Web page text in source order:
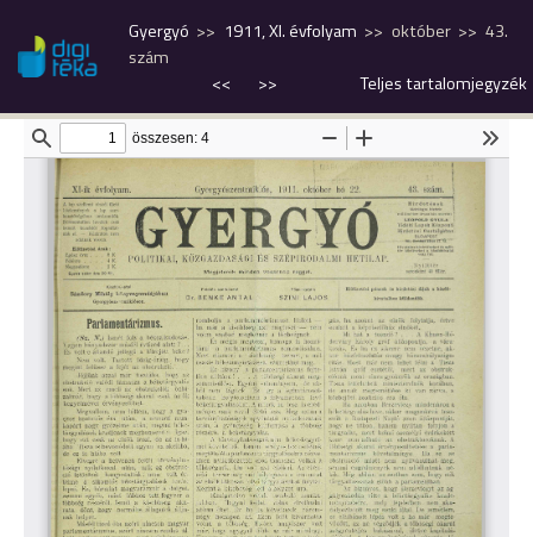
Gyergyó 1911, XI. évfolyam október
43.
szám
<<
>> Teljes tartalomjegyzék